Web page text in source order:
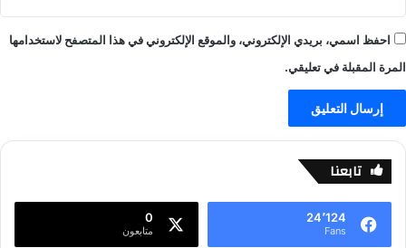
احفظ اسمي، بريدي الإلكتروني، والموقع الإلكتروني في هذا المتصفح لاستخدامها
المرة المقبلة في تعليقي.
تابعنا
24٬124
Fans
0
متابعون